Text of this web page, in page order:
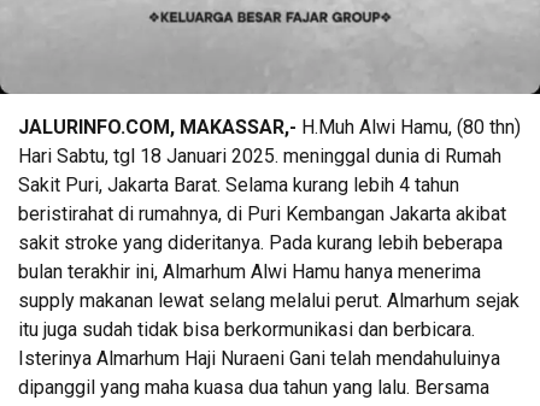
JALURINFO.COM, MAKASSAR,- H.Muh Alwi Hamu, (80 thn)
Hari Sabtu, tgl 18 Januari 2025. meninggal dunia di Rumah
Sakit Puri, Jakarta Barat. Selama kurang lebih 4 tahun
beristirahat di rumahnya, di Puri Kembangan Jakarta akibat
sakit stroke yang dideritanya. Pada kurang lebih beberapa
bulan terakhir ini, Almarhum Alwi Hamu hanya menerima
supply makanan lewat selang melalui perut. Almarhum sejak
itu juga sudah tidak bisa berkormunikasi dan berbicara.
Isterinya Almarhum Haji Nuraeni Gani telah mendahuluinya
dipanggil yang maha kuasa dua tahun yang lalu. Bersama